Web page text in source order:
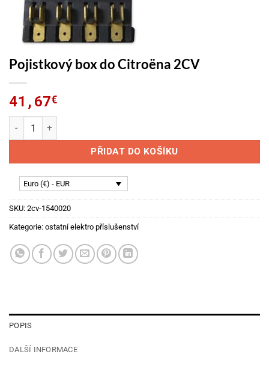
Pojistkový box do Citroëna 2CV
41,67€
Pojistkový box do Citroëna 2CV množství
PŘIDAT DO KOŠÍKU
Euro (€) - EUR
SKU: 2cv-1540020
Kategorie: ostatní elektro příslušenství
POPIS
DALŠÍ INFORMACE